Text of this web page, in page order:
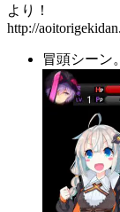
より！
http://
冒頭シーン